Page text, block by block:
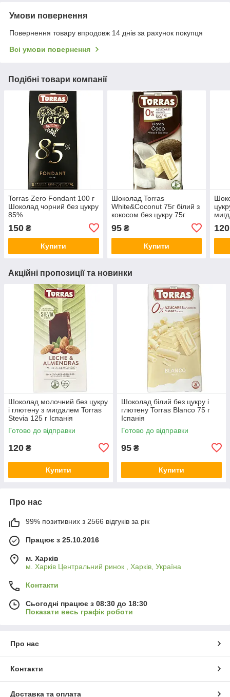
Умови повернення
Повернення товару впродовж 14 днів за рахунок покупця
Всі умови повернення
Подібні товари компанії
Torras Zero Fondant 100 г
Шоколад чорний без цукру
85%
150 ₴
Купити
Шоколад Torras
White&Coconut 75г білий з
кокосом без цукру 75г
95₴
Купити
120
Акційні пропозиції та новинки
Шоколад молочний без цукру
і глютену з мигдалем Torras
Stevia 125 г Іспанія
Готово до відправки
120 ₴
Купити
Шоколад білий без цукру і
глютену Torras Blanco 75 г
Іспанія
Готово до відправки
95 ₴
Купити
Про нас
99% позитивних з 2566 відгуків за рік
Працює з 25.10.2016
м. Харків
м. Харків Центральний ринок , Харків, Україна
Контакти
Сьогодні працює з 08:30 до 18:30
Показати весь графік роботи
Про нас
Контакти
Доставка та оплата